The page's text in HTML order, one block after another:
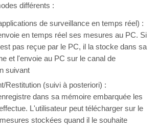
différents :
de surveillance en temps réel) :
en temps réel ses mesures au PC. Si
pas reçue par le PC, il la stocke dans sa
et l'envoie au PC sur le canal de
suivant
Restitution (suivi à posteriori) :
dans sa mémoire embarquée les
L'utilisateur peut télécharger sur le
stockées quand il le souhaite